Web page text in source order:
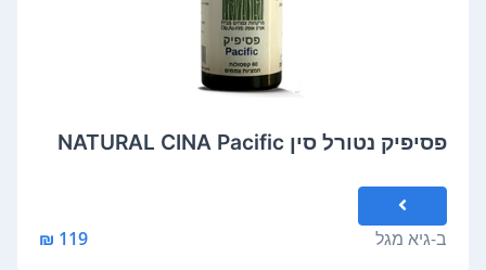
פסיפיק נטורל סין NATURAL CINA Pacific
ב-גיא מגל 119 ₪